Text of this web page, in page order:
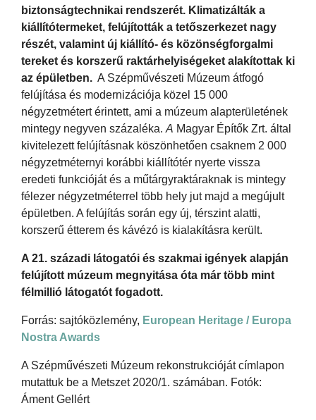
biztonságtechnikai rendszerét. Klimatizálták a
kiállítótermeket, felújították a tetőszerkezet nagy
részét, valamint új kiállító- és közönségforgalmi
tereket és korszerű raktárhelyiségeket alakítottak ki
az épületben. A Szépművészeti Múzeum átfogó
felújítása és modernizációja közel 15 000
négyzetmétert érintett, ami a múzeum alapterületének
mintegy negyven százaléka. A Magyar Építők Zrt. által
kivitelezett felújításnak köszönhetően csaknem 2 000
négyzetméternyi korábbi kiállítótér nyerte vissza
eredeti funkcióját és a műtárgyraktáraknak is mintegy
félezer négyzetméterrel több hely jut majd a megújult
épületben. A felújítás során egy új, térszint alatti,
korszerű étterem és kávézó is kialakításra került.
A 21. századi látogatói és szakmai igények alapján
felújított múzeum megnyitása óta már több mint
félmillió látogatót fogadott.
Forrás: sajtóközlemény, European Heritage / Europa
Nostra Awards
A Szépművészeti Múzeum rekonstrukcióját címlapon
mutattuk be a Metszet 2020/1. számában. Fotók:
Áment Gellért